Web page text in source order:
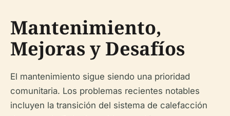
Mantenimiento,
Mejoras y Desafíos
El mantenimiento sigue siendo una prioridad
comunitaria. Los problemas recientes notables
incluyen la transición del sistema de calefacción